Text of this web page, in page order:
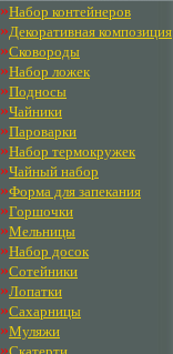
»Набор контейнеров
»Декоративная композиция
»Сковороды
»Набор ложек
»Подносы
»Чайники
»Пароварки
»Набор термокружек
»Чайный набор
»Форма для запекания
»Горшочки
»Мельницы
»Набор досок
»Сотейники
»Лопатки
»Сахарницы
»Муляжи
»